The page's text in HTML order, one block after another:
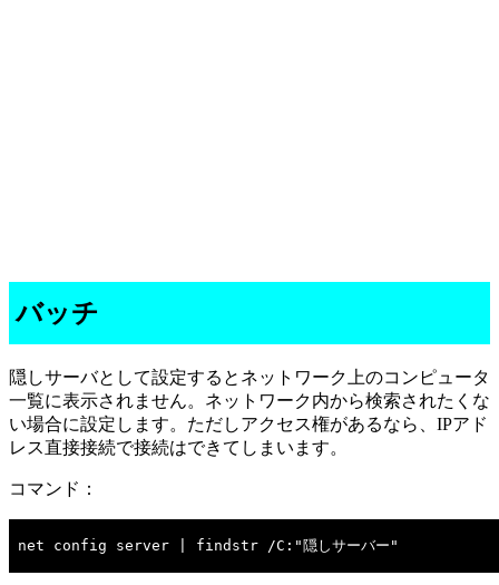
バッチ
隠しサーバとして設定するとネットワーク上のコンピュータ
一覧に表示されません。ネットワーク内から検索されたくな
い場合に設定します。ただしアクセス権があるなら、IPアド
レス直接接続で接続はできてしまいます。
コマンド：
net config server | findstr /C:"隠しサーバー"